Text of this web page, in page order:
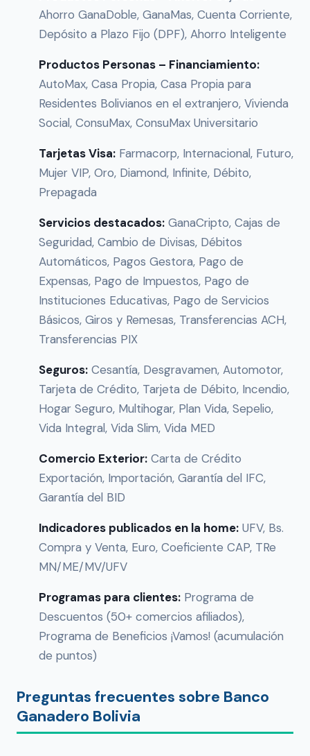
Ahorro GanaDoble, GanaMas, Cuenta Corriente,
Depósito a Plazo Fijo (DPF), Ahorro Inteligente
Productos Personas – Financiamiento:
AutoMax, Casa Propia, Casa Propia para
Residentes Bolivianos en el extranjero, Vivienda
Social, ConsuMax, ConsuMax Universitario
Tarjetas Visa: Farmacorp, Internacional, Futuro,
Mujer VIP, Oro, Diamond, Infinite, Débito,
Prepagada
Servicios destacados: GanaCripto, Cajas de
Seguridad, Cambio de Divisas, Débitos
Automáticos, Pagos Gestora, Pago de
Expensas, Pago de Impuestos, Pago de
Instituciones Educativas, Pago de Servicios
Básicos, Giros y Remesas, Transferencias ACH,
Transferencias PIX
Seguros: Cesantía, Desgravamen, Automotor,
Tarjeta de Crédito, Tarjeta de Débito, Incendio,
Hogar Seguro, Multihogar, Plan Vida, Sepelio,
Vida Integral, Vida Slim, Vida MED
Comercio Exterior: Carta de Crédito
Exportación, Importación, Garantía del IFC,
Garantía del BID
Indicadores publicados en la home: UFV, Bs.
Compra y Venta, Euro, Coeficiente CAP, TRe
MN/ME/MV/UFV
Programas para clientes: Programa de
Descuentos (50+ comercios afiliados),
Programa de Beneficios ¡Vamos! (acumulación
de puntos)
Preguntas frecuentes sobre Banco
Ganadero Bolivia